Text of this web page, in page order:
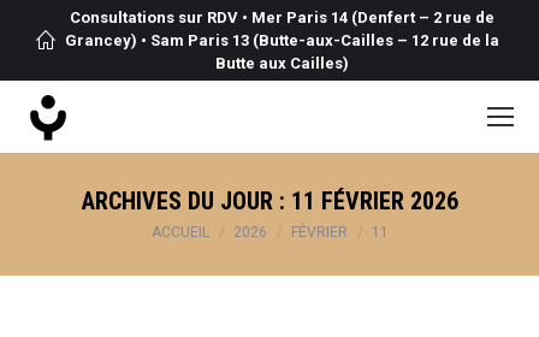
Consultations sur RDV • Mer Paris 14 (Denfert – 2 rue de
Grancey) • Sam Paris 13 (Butte-aux-Cailles – 12 rue de la
Butte aux Cailles)
ARCHIVES DU JOUR : 11 FÉVRIER 2026
Vous êtes ici :
ACCUEIL 2026 FÉVRIER 11